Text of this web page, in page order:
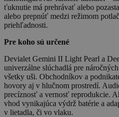
ťuknutie má prehrávať alebo
alebo prepnúť medzi režimom
priehľadnosti.
Pre koho sú určené
Devialet Gemini II Light Pearl a
univerzálne slúchadlá pre
všetky uši. Obchodníkov a
hovory aj v hlučnom prostredí.
precíznosť a vernosť reprodukcie.
vhod vynikajúca výdrž batérie a
v lietadla, či vo vlaku.